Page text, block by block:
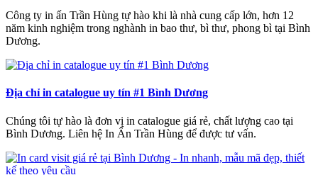
Công ty in ấn Trần Hùng tự hào khi là nhà cung cấp lớn, hơn 12
năm kinh nghiệm trong nghành in bao thư, bì thư, phong bì tại Bình
Dương.
Địa chỉ in catalogue uy tín #1 Bình Dương
Chúng tôi tự hào là đơn vị in catalogue giá rẻ, chất lượng cao tại
Bình Dương. Liên hệ In Ấn Trần Hùng để được tư vấn.